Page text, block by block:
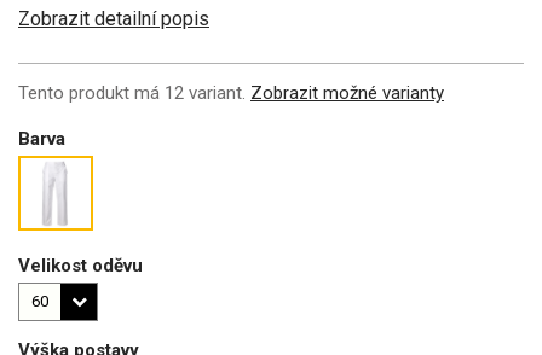
Zobrazit detailní popis
Tento produkt má 12 variant. Zobrazit možné varianty
Barva
Velikost oděvu
Výška postavy